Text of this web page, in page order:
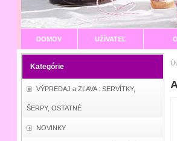
DOMOV UŽÍVATEĽ
Kategórie
VÝPREDAJ a ZĽAVA : SERVÍTKY,
ŠERPY, OSTATNÉ
NOVINKY